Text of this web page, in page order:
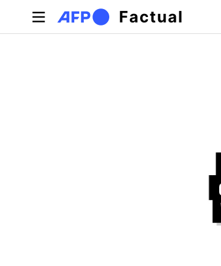
Pasar al contenido principal
Factual
Solapas principales